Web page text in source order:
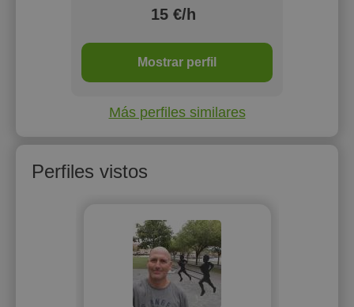
15 €/h
Mostrar perfil
Más perfiles similares
Perfiles vistos